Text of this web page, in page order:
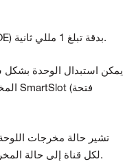
• إعداد تقارير عن تسلسل الأحداث (SOE) بدقة تبلغ 1 مللي ثانية.
(LEDs) لكل قناة إلى حالة المخرجات وأخطاء الأسلاك الميدانية.